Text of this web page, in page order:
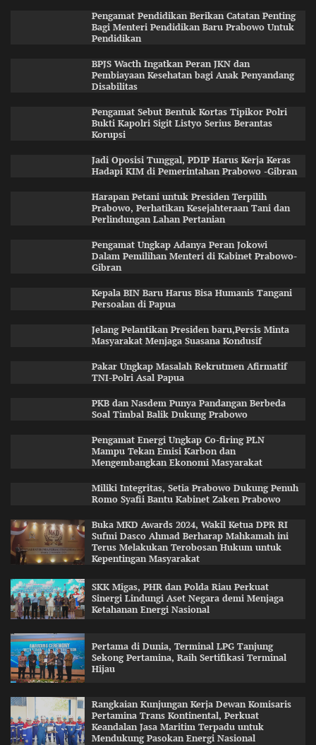
Pengamat Pendidikan Berikan Catatan Penting
Bagi Menteri Pendidikan Baru Prabowo Untuk
Pendidikan
BPJS Wacth Ingatkan Peran JKN dan
Pembiayaan Kesehatan bagi Anak Penyandang
Disabilitas
Pengamat Sebut Bentuk Kortas Tipikor Polri
Bukti Kapolri Sigit Listyo Serius Berantas
Korupsi
Jadi Oposisi Tunggal, PDIP Harus Kerja Keras
Hadapi KIM di Pemerintahan Prabowo -Gibran
Harapan Petani untuk Presiden Terpilih
Prabowo, Perhatikan Kesejahteraan Tani dan
Perlindungan Lahan Pertanian
Pengamat Ungkap Adanya Peran Jokowi
Dalam Pemilihan Menteri di Kabinet Prabowo-
Gibran
Kepala BIN Baru Harus Bisa Humanis Tangani
Persoalan di Papua
Jelang Pelantikan Presiden baru,Persis Minta
Masyarakat Menjaga Suasana Kondusif
Pakar Ungkap Masalah Rekrutmen Afirmatif
TNI-Polri Asal Papua
PKB dan Nasdem Punya Pandangan Berbeda
Soal Timbal Balik Dukung Prabowo
Pengamat Energi Ungkap Co-firing PLN
Mampu Tekan Emisi Karbon dan
Mengembangkan Ekonomi Masyarakat
Miliki Integritas, Setia Prabowo Dukung Penuh
Romo Syafii Bantu Kabinet Zaken Prabowo
Buka MKD Awards 2024, Wakil Ketua DPR RI
Sufmi Dasco Ahmad Berharap Mahkamah ini
Terus Melakukan Terobosan Hukum untuk
Kepentingan Masyarakat
SKK Migas, PHR dan Polda Riau Perkuat
Sinergi Lindungi Aset Negara demi Menjaga
Ketahanan Energi Nasional
Pertama di Dunia, Terminal LPG Tanjung
Sekong Pertamina, Raih Sertifikasi Terminal
Hijau
Rangkaian Kunjungan Kerja Dewan Komisaris
Pertamina Trans Kontinental, Perkuat
Keandalan Jasa Maritim Terpadu untuk
Mendukung Pasokan Energi Nasional